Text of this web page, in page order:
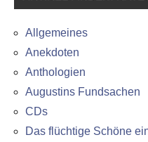
Allgemeines
Anekdoten
Anthologien
Augustins Fundsachen
CDs
Das flüchtige Schöne